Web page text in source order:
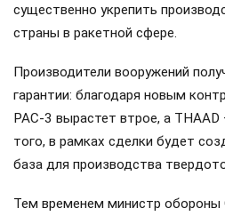
существенно укрепить
страны в ракетной сфере.
Производители вооружений
гарантии: благодаря новым
PAC-3 вырастет втрое, а
того, в рамках сделки будет
база для производства
Тем временем министр